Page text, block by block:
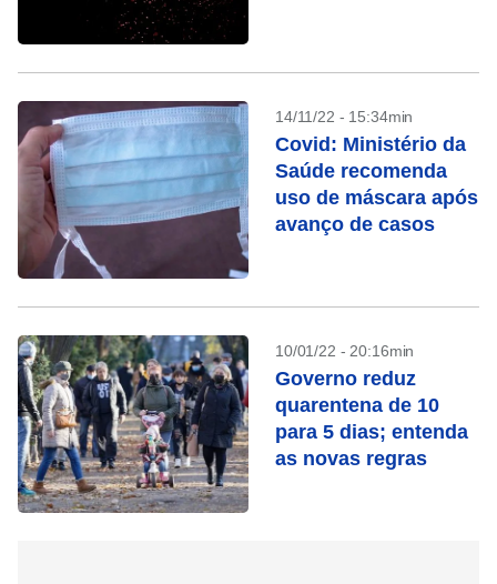
14/11/22 - 15:34min
Covid: Ministério da
Saúde recomenda
uso de máscara após
avanço de casos
10/01/22 - 20:16min
Governo reduz
quarentena de 10
para 5 dias; entenda
as novas regras